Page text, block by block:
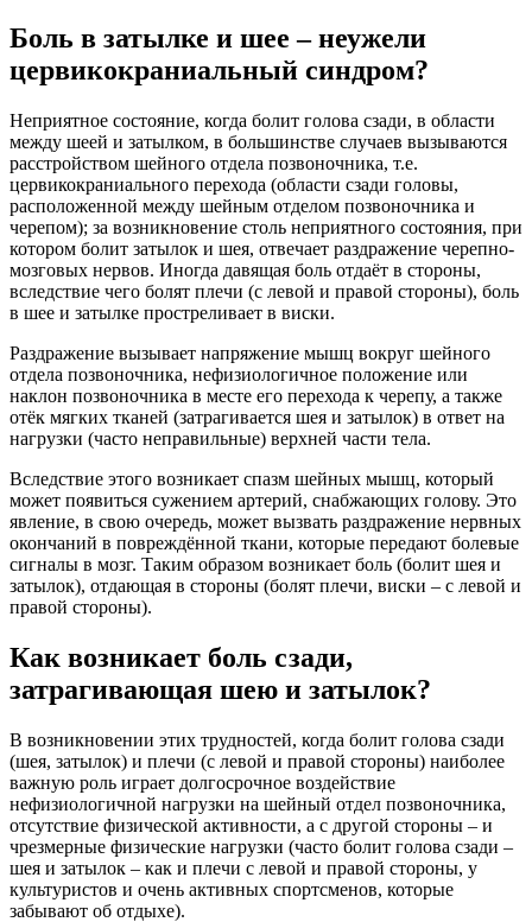
Боль в затылке и шее – неужели
цервикокраниальный синдром?
Неприятное состояние, когда болит голова сзади, в области
между шеей и затылком, в большинстве случаев вызываются
расстройством шейного отдела позвоночника, т.е.
цервикокраниального перехода (области сзади головы,
расположенной между шейным отделом позвоночника и
черепом); за возникновение столь неприятного состояния, при
котором болит затылок и шея, отвечает раздражение черепно-
мозговых нервов. Иногда давящая боль отдаёт в стороны,
вследствие чего болят плечи (с левой и правой стороны), боль
в шее и затылке простреливает в виски.
Раздражение вызывает напряжение мышц вокруг шейного
отдела позвоночника, нефизиологичное положение или
наклон позвоночника в месте его перехода к черепу, а также
отёк мягких тканей (затрагивается шея и затылок) в ответ на
нагрузки (часто неправильные) верхней части тела.
Вследствие этого возникает спазм шейных мышц, который
может появиться сужением артерий, снабжающих голову. Это
явление, в свою очередь, может вызвать раздражение нервных
окончаний в повреждённой ткани, которые передают болевые
сигналы в мозг. Таким образом возникает боль (болит шея и
затылок), отдающая в стороны (болят плечи, виски – с левой и
правой стороны).
Как возникает боль сзади,
затрагивающая шею и затылок?
В возникновении этих трудностей, когда болит голова сзади
(шея, затылок) и плечи (с левой и правой стороны) наиболее
важную роль играет долгосрочное воздействие
нефизиологичной нагрузки на шейный отдел позвоночника,
отсутствие физической активности, а с другой стороны – и
чрезмерные физические нагрузки (часто болит голова сзади –
шея и затылок – как и плечи с левой и правой стороны, у
культуристов и очень активных спортсменов, которые
забывают об отдыхе).